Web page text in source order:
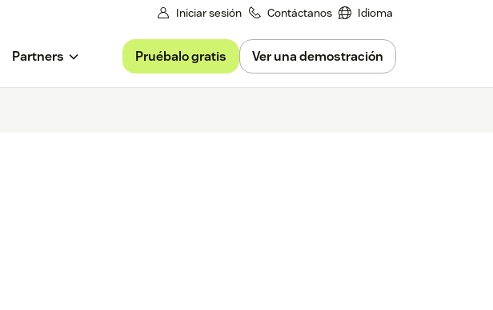
Iniciar sesión Contáctanos Idioma
Partners Pruébalo gratis Ver una demostración